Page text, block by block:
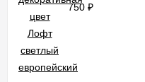
750 ₽